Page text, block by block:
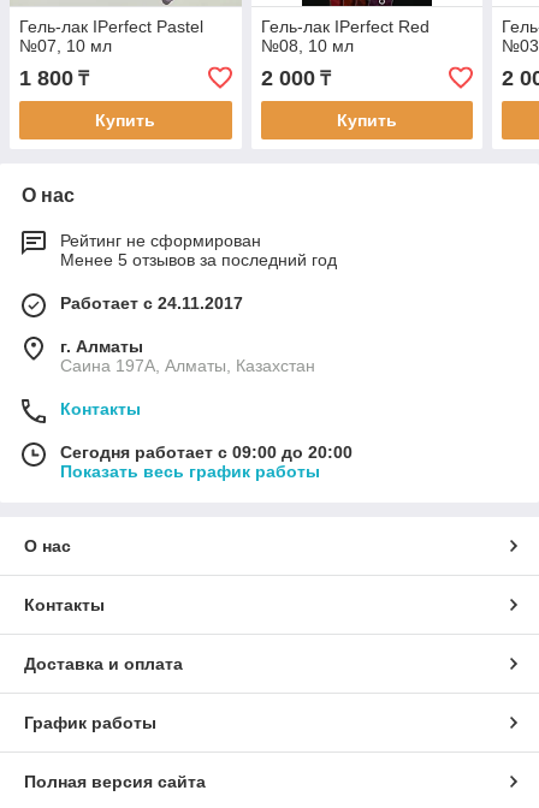
Гель-лак IPerfect Pastel
№07, 10 мл
1 800 ₸
Купить
Гель-лак IPerfect Red
№08, 10 мл
2 000₸
Купить
2
О нас
Рейтинг не сформирован
Менее 5 отзывов за последний год
Работает с 24.11.2017
г. Алматы
Саина 197А, Алматы, Казахстан
Контакты
Сегодня работает с 09:00 до 20:00
Показать весь график работы
О нас
Контакты
Доставка и оплата
График работы
Полная версия сайта